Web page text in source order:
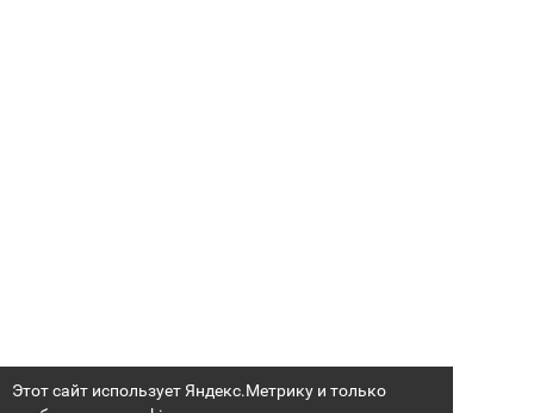
Этот сайт использует Яндекс.Метрику и только